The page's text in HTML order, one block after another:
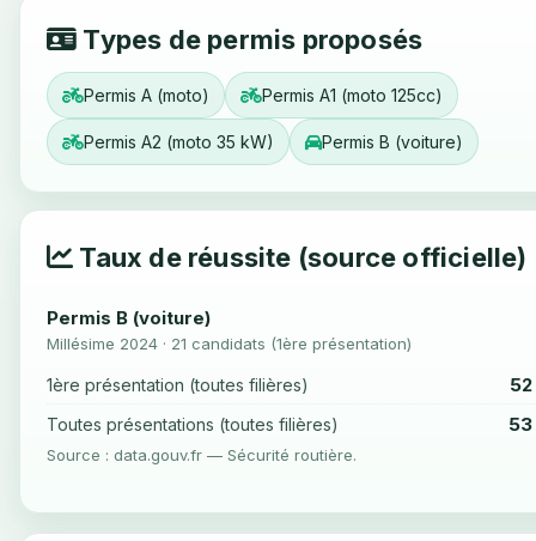
Types de permis proposés
Permis A (moto) Permis A1 (moto 125cc)
Permis A2 (moto 35 kW) Permis B (voiture)
Taux de réussite (source officielle)
Permis B (voiture)
Millésime 2024 · 21 candidats (1ère présentation)
1ère présentation (toutes filières)
Toutes présentations (toutes filières) 53
Source : data.gouv.fr — Sécurité routière.